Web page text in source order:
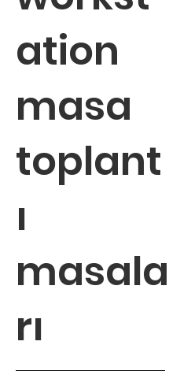
ation
masa
toplant
ı
masala
rı